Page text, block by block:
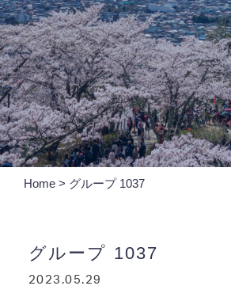
Home > グループ 1037
グループ 1037
2023.05.29